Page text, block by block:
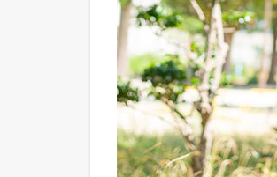
心。
バッ
グに
すっ
ぽり
入
る、
折り